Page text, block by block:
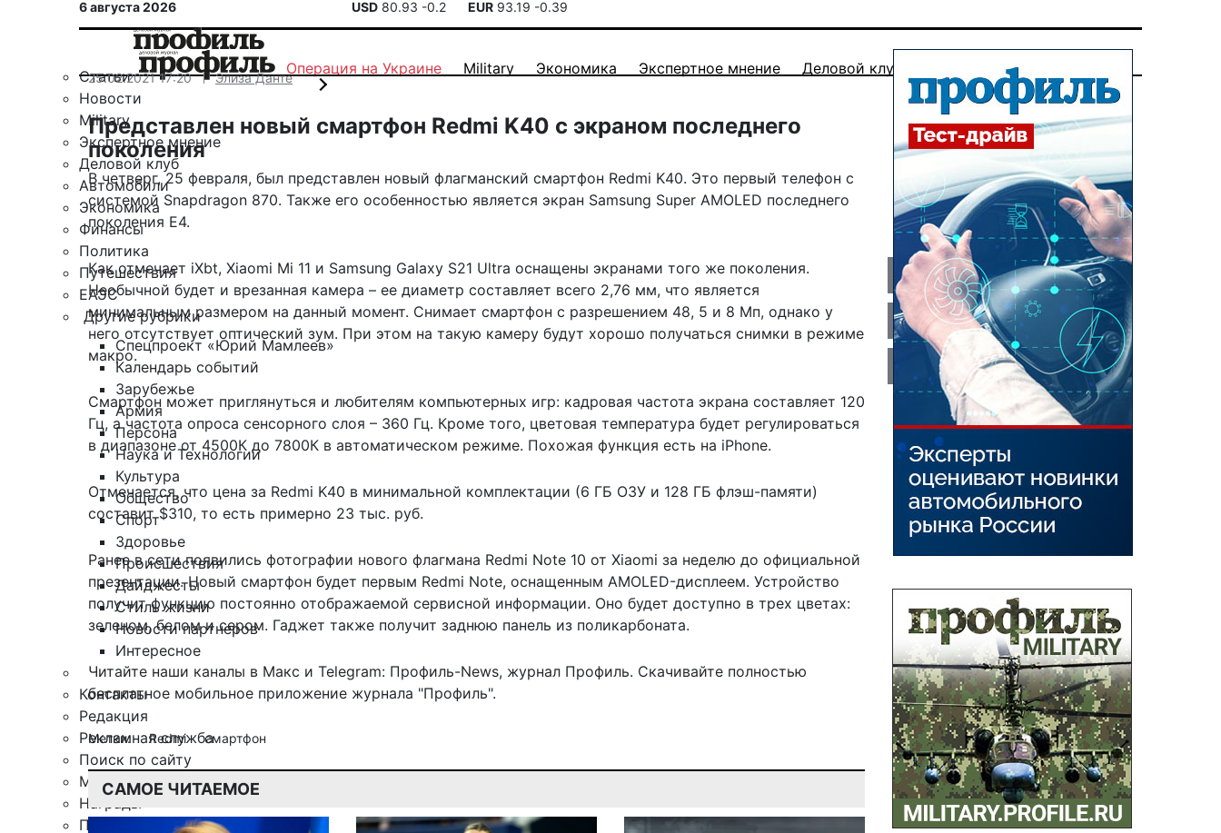
6 августа 2026 USD 80.93 -0.2 EUR 93.19 -0.39
Статьи
Новости
Military
Экспертное мнение
Деловой клуб
Автомобили
Экономика
Финансы
Политика
Путешествия
ЕАЭС
Другие рубрики
Спецпроект «Юрий Мамлеев»
Календарь событий
Зарубежье
Армия
Персона
Наука и Технологии
Культура
Общество
Спорт
Здоровье
Происшествия
Дайджесты
Стиль жизни
Новости партнеров
Интересное
Контакты
Редакция
Рекламная служба
Поиск по сайту
Мобильное приложение
Награды
Правила цитирования
Операция на Украине Military Экономика Экспертное мнение Деловой клуб
25.02.2021 17:20 Элиза Данте
Представлен новый смартфон Redmi K40 с экраном последнего
поколения
В четверг, 25 февраля, был представлен новый флагманский смартфон Redmi K40. Это первый телефон с
системой Snapdragon 870. Также его особенностью является экран Samsung Super AMOLED последнего
поколения Е4.
Как отмечает iXbt, Xiaomi Mi 11 и Samsung Galaxy S21 Ultra оснащены экранами того же поколения.
Необычной будет и врезанная камера – ее диаметр составляет всего 2,76 мм, что является
минимальным размером на данный момент. Снимает смартфон с разрешением 48, 5 и 8 Мп, однако у
него отсутствует оптический зум. При этом на такую камеру будут хорошо получаться снимки в режиме
макро.
Смартфон может приглянуться и любителям компьютерных игр: кадровая частота экрана составляет 120
Гц, а частота опроса сенсорного слоя – 360 Гц. Кроме того, цветовая температура будет регулироваться
в диапазоне от 4500К до 7800К в автоматическом режиме. Похожая функция есть на iPhone.
Отмечается, что цена за Redmi K40 в минимальной комплектации (6 ГБ ОЗУ и 128 ГБ флэш-памяти)
составит $310, то есть примерно 23 тыс. руб.
Ранее в сетипоявились фотографии нового флагмана Redmi Note 10 от Xiaomi за неделю до официальной
презентации. Новый смартфон будет первым Redmi Note, оснащенным AMOLED-дисплеем. Устройство
получит функцию постоянно отображаемой сервисной информации. Оно будет доступно в трех цветах:
зеленом, белом и сером. Гаджет также получит заднюю панель из поликарбоната.
Читайте наши каналы в Макс и Telegram: Профиль-News, журнал Профиль. Скачивайте полностью
бесплатное мобильное приложение журнала "Профиль".
Метки: Redmi смартфон
САМОЕ ЧИТАЕМОЕ